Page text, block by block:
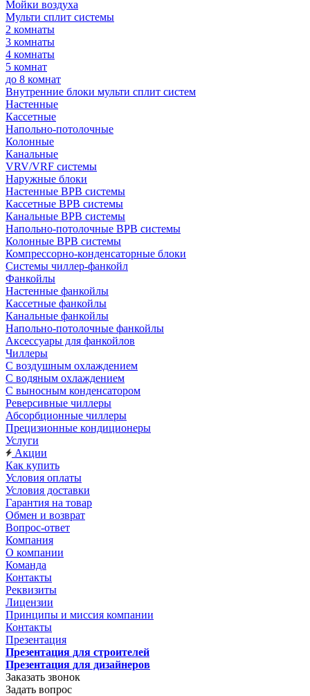
Мойки воздуха
Мульти сплит системы
2 комнаты
3 комнаты
4 комнаты
5 комнат
до 8 комнат
Внутренние блоки мульти сплит систем
Настенные
Кассетные
Напольно-потолочные
Колонные
Канальные
VRV/VRF системы
Наружные блоки
Настенные ВРВ системы
Кассетные ВРВ системы
Канальные ВРВ системы
Напольно-потолочные ВРВ системы
Колонные ВРВ системы
Компрессорно-конденсаторные блоки
Системы чиллер-фанкойл
Фанкойлы
Настенные фанкойлы
Кассетные фанкойлы
Канальные фанкойлы
Напольно-потолочные фанкойлы
Аксессуары для фанкойлов
Чиллеры
С воздушным охлаждением
С водяным охлаждением
С выносным конденсатором
Реверсивные чиллеры
Абсорбционные чиллеры
Прецизионные кондиционеры
Услуги
Акции
Как купить
Условия оплаты
Условия доставки
Гарантия на товар
Обмен и возврат
Вопрос-ответ
Компания
О компании
Команда
Контакты
Реквизиты
Лицензии
Принципы и миссия компании
Контакты
Презентация
Презентация для строителей
Презентация для дизайнеров
Заказать звонок
Задать вопрос